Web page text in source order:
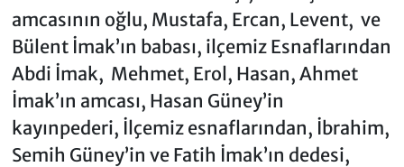
amcasının oğlu, Mustafa, Ercan, Levent, ve
Bülent İmak’ın babası, ilçemiz Esnaflarından
Abdi İmak, Mehmet, Erol, Hasan, Ahmet
İmak’ın amcası, Hasan Güney’in
kayınpederi, İlçemiz esnaflarından, İbrahim,
Semih Güney’in ve Fatih İmak’ın dedesi,